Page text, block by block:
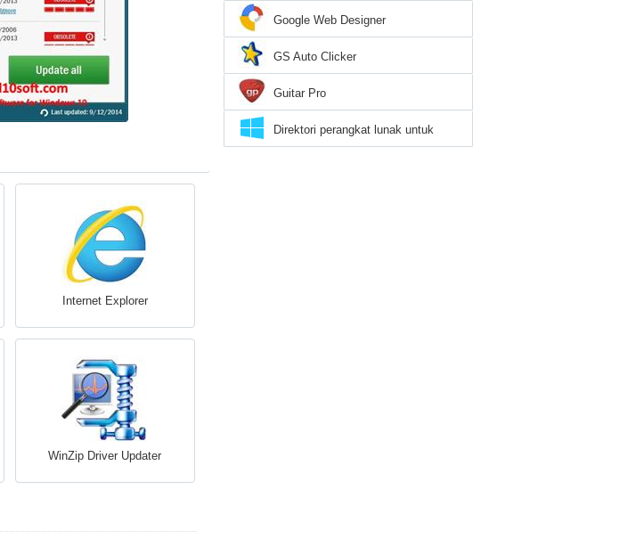
Internet Explorer
WinZip Driver Updater
Google Web Designer
GS Auto Clicker
Guitar Pro
Direktori perangkat lunak untuk
Windows 10